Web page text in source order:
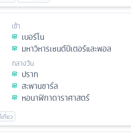
เช้า
เบอร์โน
มหาวิหารเซนต์ปีเตอร์และพอล
กลางวัน
ปราก
สะพานชาร์ล
หอนาฬิกาดาราศาสตร์